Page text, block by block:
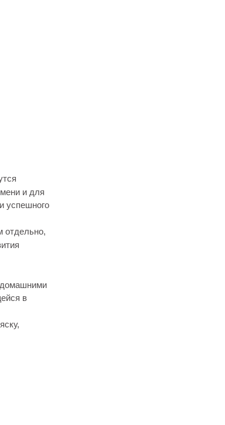
и для
успешного
отдельно,
домашними
в